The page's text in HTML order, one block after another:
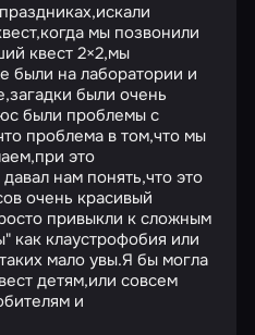
мы позвонили
квест 2×2,мы
были на лаборатории и
были очень
были проблемы с
проблема в том,что мы
это
нам понять,что это
очень красивый
привыкли к сложным
как клаустрофобия или
мало увы.Я бы могла
детям,или совсем
и